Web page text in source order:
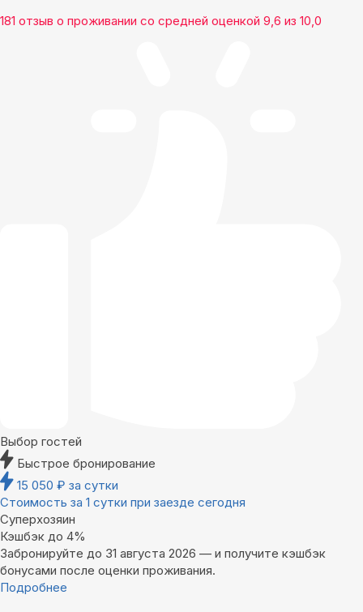
181 отзыв о проживании со средней оценкой 9,6 из 10,0
Выбор гостей
Быстрое бронирование
15 050 ₽ за сутки
Стоимость за 1 сутки при заезде сегодня
Суперхозяин
Кэшбэк до 4%
Забронируйте до 31 августа 2026 — и получите кэшбэк
бонусами после оценки проживания.
Подробнее